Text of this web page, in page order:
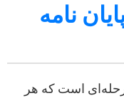
نامه
است که هر